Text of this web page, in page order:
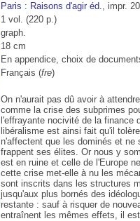
Paris : Raisons d'agir éd., impr.
1 vol. (220 p.)
graph.
18 cm
En appendice, choix de
Français (fre)
On n'aurait pas dû avoir à
comme la crise des subprimes
l'effrayante nocivité de la finance
libéralisme est ainsi fait qu'il
n'affectent que les dominés et ne
frappent ses élites. Or nous y
est en ruine et celle de l'Europe
cette crise met-elle à nu les
sont inscrits dans les structures
jusqu'aux plus bornés des
restante : sauf à risquer de
entraînent les mêmes effets, il